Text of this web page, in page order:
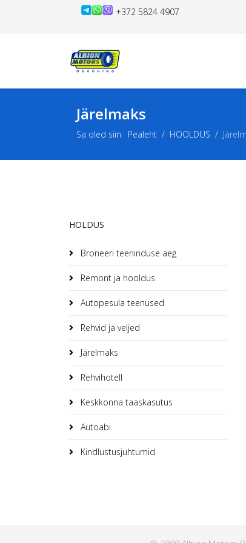
+372 5824 4907
Järelmaks
Sa oled siin: Pealeht HOOLDUS
HOLDUS
Broneeri teeninduse aeg
Remont ja hooldus
Autopesula teenused
Rehvid ja veljed
Järelmaks
Rehvihotell
Keskkonna taaskasutus
Autoabi
Kindlustusjuhtumid